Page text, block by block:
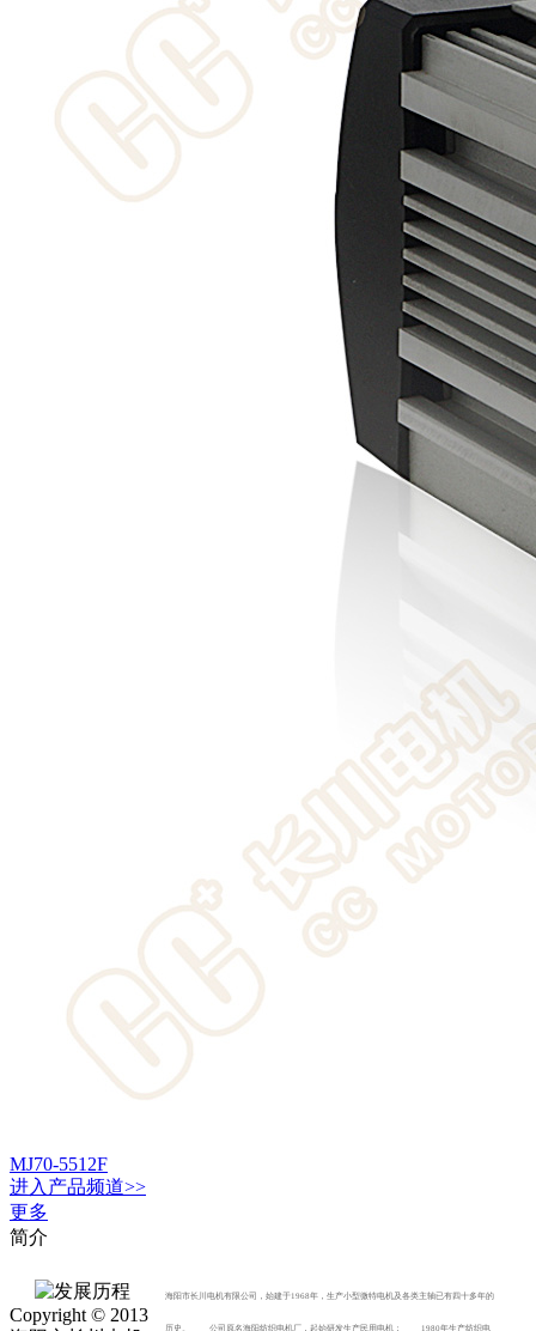
MJ70-5512F
进入 产品频道>>
更多
简介
海阳市长川电机有限公司，始建于1968年，生产小型微特电机及各类主轴已有四十多年的
历史。 公司原名海阳纺织电机厂，起始研发生产民用电机； 1980年生产纺织电
Copyright © 2013